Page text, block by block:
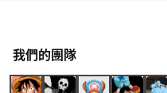
我們的團隊